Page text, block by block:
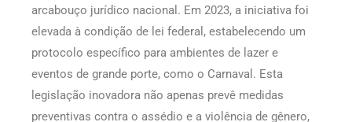
arcabouço jurídico nacional. Em 2023, a iniciativa foi
elevada à condição de lei federal, estabelecendo um
protocolo específico para ambientes de lazer e
eventos de grande porte, como o Carnaval. Esta
legislação inovadora não apenas prevê medidas
preventivas contra o assédio e a violência de gênero,